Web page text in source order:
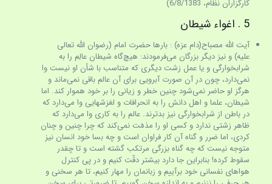
كارگزاران نظام، 6/8/1383)
5 . اغواء شیطان
آیت الله مصباح(دام عزه) : بارها حضرت امام (رضوان الله تعالى
عليه) و نيز ديگر بزرگان مى‌فرمودند: هيچ‌گاه شيطان عالِم را به
شرابخوارگى و يا عمل زشت ديگرى كه متناسب با شأن او نيست وا
نمى‌دارد، چون در آن صورت آبرويى براى آن عالم باقى نمى‌ماند و
هرگز او حاضر نمى‌شود چنين خطر و زيانى را بر خود هموار كند. اما
شيطان، علما و اهل دانش را به انحرافات و لغزش­هايى وا مى‌دارد كه
در باطن از شرابخوارگى نيز بدترند. عالم را به كارى وا مى‌دارد كه
ظاهر زشتى ندارد و كسى او را مذمّت نمى‌كند كه چرا چنين و چنان
كردى، اما ضرر و گناه آن كار فراوان است و چه بسا خود انسان نيز
متوجه نيست كه چه گناه بزرگى مرتكب گشته است و تا چقدر
سقوط كرده! بنابراين جا دارد بيشتر دقّت كنيم و در پى كنترل
هواهاى نفسانى خود برآييم و زبانمان را مهار كنيم، تا هر سخنى و